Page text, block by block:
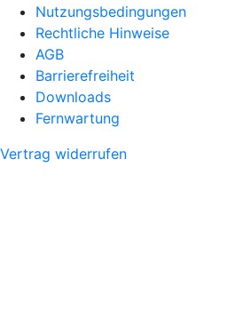
Nutzungsbedingungen
Rechtliche Hinweise
AGB
Barrierefreiheit
Downloads
Fernwartung
Vertrag widerrufen